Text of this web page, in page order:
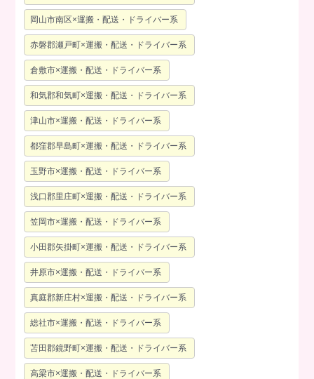
岡山市南区×運搬・配送・ドライバー系
赤磐郡瀬戸町×運搬・配送・ドライバー系
倉敷市×運搬・配送・ドライバー系
和気郡和気町×運搬・配送・ドライバー系
津山市×運搬・配送・ドライバー系
都窪郡早島町×運搬・配送・ドライバー系
玉野市×運搬・配送・ドライバー系
浅口郡里庄町×運搬・配送・ドライバー系
笠岡市×運搬・配送・ドライバー系
小田郡矢掛町×運搬・配送・ドライバー系
井原市×運搬・配送・ドライバー系
真庭郡新庄村×運搬・配送・ドライバー系
総社市×運搬・配送・ドライバー系
苫田郡鏡野町×運搬・配送・ドライバー系
高梁市×運搬・配送・ドライバー系